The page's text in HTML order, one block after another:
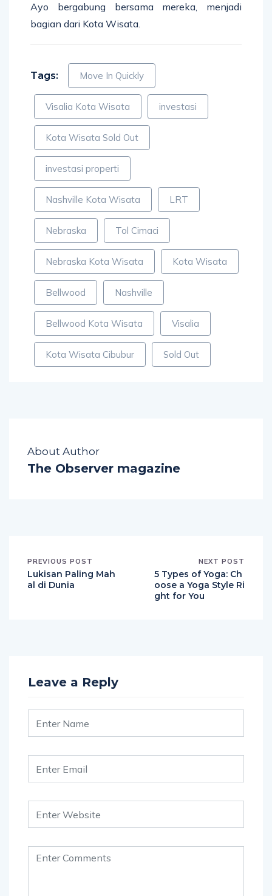
Ayo bergabung bersama mereka, menjadi
bagian dari Kota Wisata.
Tags: Move In Quickly
Visalia Kota Wisata investasi
Kota Wisata Sold Out
investasi properti
Nashville Kota Wisata LRT
Nebraska Tol Cimaci
Nebraska Kota Wisata Kota Wisata
Bellwood Nashville
Bellwood Kota Wisata Visalia
Kota Wisata Cibubur Sold Out
About Author
The Observer magazine
PREVIOUS POST
Lukisan Paling Mah
al di Dunia
NEXT POST
5 Types of Yoga: Ch
oose a Yoga Style Ri
ght for You
Leave a Reply